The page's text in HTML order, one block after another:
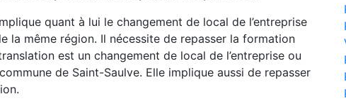
quant à lui le changement de local de l’entreprise
la même région. Il nécessite de repasser la formation
est un changement de local de l’entreprise ou
de Saint-Saulve. Elle implique aussi de repasser